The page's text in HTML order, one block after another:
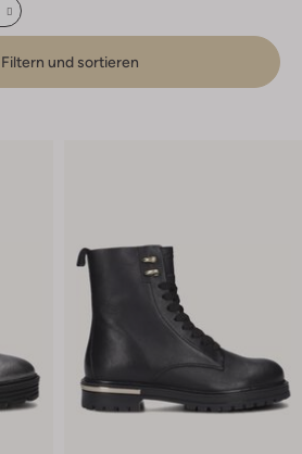
Filtern und sortieren